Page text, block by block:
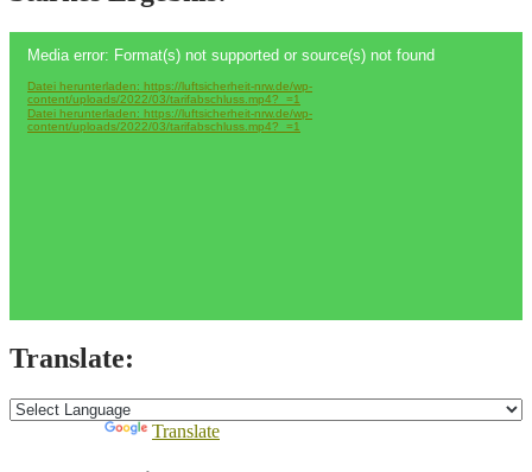
Player
Media error: Format(s) not supported or source(s) not found
Datei herunterladen: https://luftsicherheit-nrw.de/wp-
content/uploads/2022/03/tarifabschluss.mp4?_=1
Datei herunterladen: https://luftsicherheit-nrw.de/wp-
content/uploads/2022/03/tarifabschluss.mp4?_=1
Translate:
Translate